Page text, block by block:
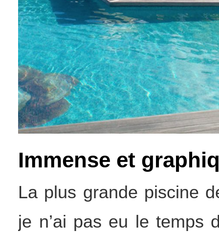
Immense et
La plus grande piscine
je n’ai pas eu le temps